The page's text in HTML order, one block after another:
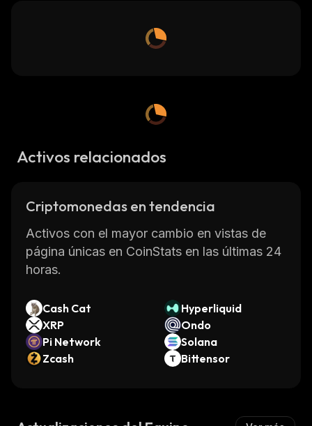
Activos relacionados
Criptomonedas en tendencia
Activos con el mayor cambio en vistas de
página únicas en CoinStats en las últimas 24
horas.
Cash Cat
Hyperliquid
XRP
Ondo
Pi Network
Solana
Zcash
Bittensor